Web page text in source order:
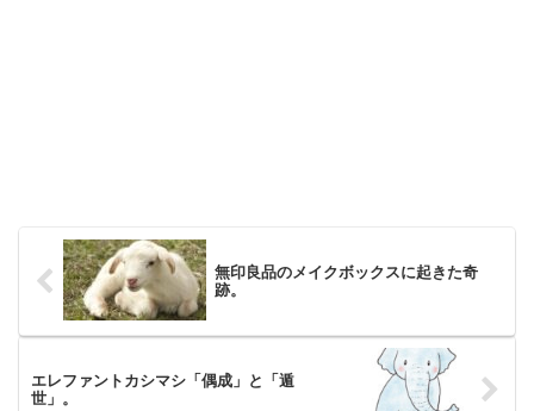
無印良品のメイクボックスに起きた奇
跡。
エレファントカシマシ「偶成」と「遁
世」。